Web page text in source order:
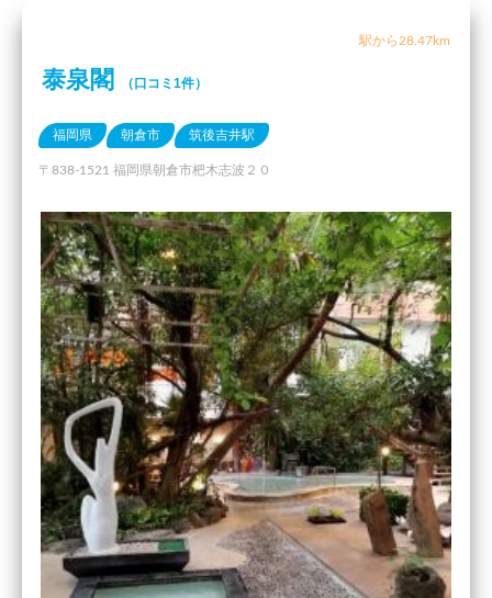
駅から28.47km
泰泉閣 （口コミ1件）
福岡県 朝倉市 筑後吉井駅
〒838-1521 福岡県朝倉市杷木志波２０